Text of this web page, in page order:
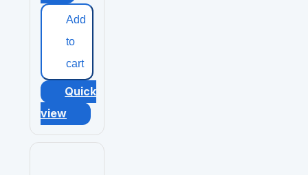
Add
to
cart
Quick
view